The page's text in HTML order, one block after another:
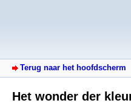
Terug naar het hoofdscherm
Het wonder der